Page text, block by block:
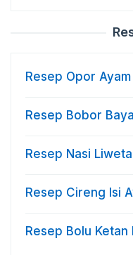
Resep Opor
Resep Bobor
Resep Nasi
Resep Cireng Isi
Resep Bolu Ketan